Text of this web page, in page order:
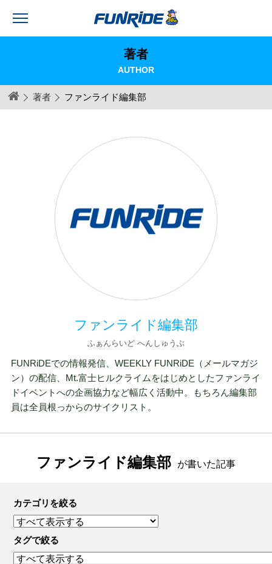
著者
AUTHOR
著者 ファンライド編集部
ファンライド編集部
ふぁんらいど へんしゅうぶ
FUNRiDEでの情報発信、WEEKLY FUNRiDE（メールマガジ
ン）の配信、Mt.富士ヒルクライムをはじめとしたファンライ
ドイベントへの企画協力など幅広く活動中。もちろん編集部
員は全員根っからのサイクリスト。
ファンライド編集部 が書いた記事
カテゴリを絞る
タグで絞る